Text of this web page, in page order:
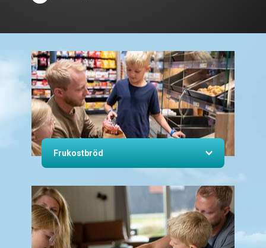
Frukostbröd